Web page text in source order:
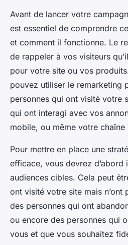
Avant de lancer votre
est essentiel de comprendre
et comment il fonctionne. Le
de rappeler à vos visiteurs
pour votre site ou vos
pouvez utiliser le remarketing
personnes qui ont visité votre
qui ont interagi avec vos
mobile, ou même votre chaîne
Pour mettre en place une
efficace, vous devrez d’abord
audiences cibles. Cela peut
ont visité votre site mais n’ont
des personnes qui ont
ou encore des personnes qui
vous et que vous souhaitez